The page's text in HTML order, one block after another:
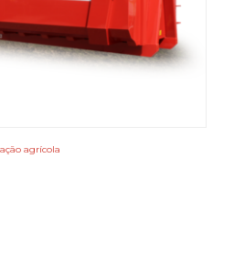
agrícola